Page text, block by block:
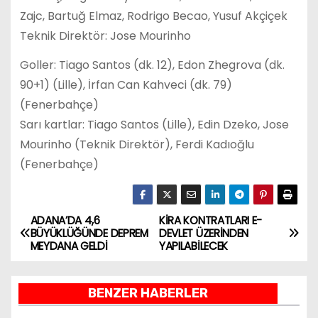
Zajc, Bartuğ Elmaz, Rodrigo Becao, Yusuf Akçiçek
Teknik Direktör: Jose Mourinho
Goller: Tiago Santos (dk. 12), Edon Zhegrova (dk.
90+1) (Lille), İrfan Can Kahveci (dk. 79)
(Fenerbahçe)
Sarı kartlar: Tiago Santos (Lille), Edin Dzeko, Jose
Mourinho (Teknik Direktör), Ferdi Kadıoğlu
(Fenerbahçe)
Y
a
z
KİRA KONTRATLARI E-
DEVLET ÜZERİNDEN
YAPILABİLECEK
ADANA’DA 4,6
BÜYÜKLÜĞÜNDE DEPREM
MEYDANA GELDİ
BENZER HABERLER